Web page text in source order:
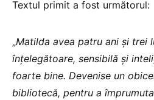
Textul primit a fost următorul:
„Matilda avea patru ani și trei
înțelegătoare, sensibilă și
foarte bine. Devenise un
bibliotecă, pentru a